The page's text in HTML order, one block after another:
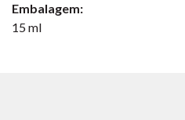
Embalagem:
15 ml